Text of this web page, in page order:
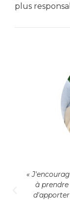
plus
«
à